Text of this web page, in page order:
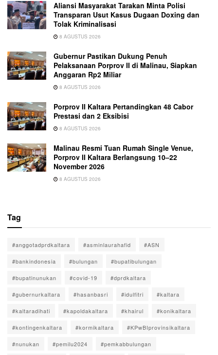
Aliansi Masyarakat Tarakan Minta Polisi
Transparan Usut Kasus Dugaan Doxing dan
Tolak Kriminalisasi
8 AGUSTUS 2026
Gubernur Pastikan Dukung Penuh
Pelaksanaan Porprov II di Malinau, Siapkan
Anggaran Rp2 Miliar
8 AGUSTUS 2026
Porprov II Kaltara Pertandingkan 48 Cabor
Prestasi dan 2 Eksibisi
8 AGUSTUS 2026
Malinau Resmi Tuan Rumah Single Venue,
Porprov II Kaltara Berlangsung 10–22
November 2026
8 AGUSTUS 2026
Tag
#anggotadprdkaltara #asminlaurahafid #ASN
#bankindonesia #bulungan #bupatibulungan
#bupatinunukan #covid-19 #dprdkaltara
#gubernurkaltara #hasanbasri #idulfitri #kaltara
#kaltaradihati #kapoldakaltara #khairul #konikaltara
#kontingenkaltara #kormikaltara #KPwBIprovinsikaltara
#nunukan #pemilu2024 #pemkabbulungan